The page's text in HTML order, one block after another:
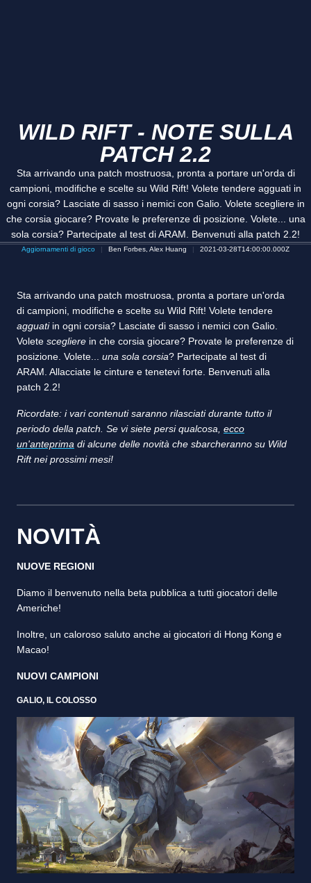
WILD RIFT - NOTE SULLA
PATCH 2.2
Sta arrivando una patch mostruosa, pronta a portare un'orda di
campioni, modifiche e scelte su Wild Rift! Volete tendere agguati in
ogni corsia? Lasciate di sasso i nemici con Galio. Volete scegliere in
che corsia giocare? Provate le preferenze di posizione. Volete... una
sola corsia? Partecipate al test di ARAM. Benvenuti alla patch 2.2!
Aggiornamenti di gioco Ben Forbes, Alex Huang 2021-03-28T14:00:00.000Z
Sta arrivando una patch mostruosa, pronta a portare un'orda
di campioni, modifiche e scelte su Wild Rift! Volete tendere
agguatiin ogni corsia? Lasciate di sasso i nemici con Galio.
Volete scegliere in che corsia giocare? Provate le preferenze di
posizione. Volete... una sola corsia? Partecipate al test di
ARAM. Allacciate le cinture e tenetevi forte. Benvenuti alla
patch 2.2!
Ricordate: i vari contenuti saranno rilasciati durante tutto il
periodo della patch. Se vi siete persi qualcosa, ecco
un'anteprima di alcune delle novità che sbarcheranno su Wild
Rift nei prossimi mesi!
NOVITÀ
NUOVE REGIONI
Diamo il benvenuto nella beta pubblica a tutti giocatori delle
Americhe!
Inoltre, un caloroso saluto anche ai giocatori di Hong Kong e
Macao!
NUOVI CAMPIONI
GALIO, IL COLOSSO